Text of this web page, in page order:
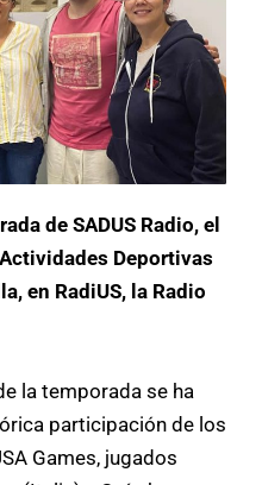
de SADUS Radio, el
Deportivas
en RadiUS, la Radio
la temporada se ha
participación de los
Games, jugados